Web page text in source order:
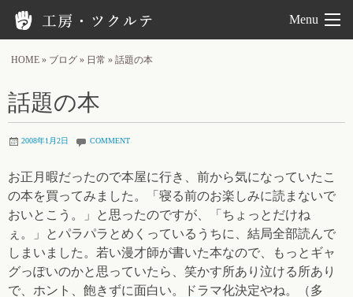
Menu
HOME » ブログ » 日常 » 話題の本
話題の本
2008年1月2日 COMMENT
お正月暇だったので本屋に行き、前から気になっていたこ
の本を買ってみました。「寝る前のお楽しみに読まないで
おいとこう。」と思ったのですが、「ちょっとだけね
ぇ。」とパラパラとめくっているうちに、結局全部読んで
しまいました。若い漫才師が書いた本なので、もっとギャ
グっぽいのかと思っていたら、笑かす所あり泣ける所あり
で、ホント、飽きずに面白い。ドラマ化決定やね。（多